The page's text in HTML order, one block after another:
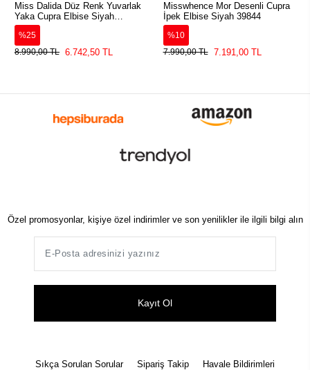
Miss Dalida Düz Renk Yuvarlak
Yaka Cupra Elbise Siyah
2264304
%25
8.990,00 TL 6.742,50 TL
Misswhence Mor Desenli Cupra
İpek Elbise Siyah 39844
%10
7.990,00 TL
7.191,00 TL
Özel promosyonlar, kişiye özel indirimler ve son yenilikler ile ilgili bilgi alın
Kayıt Ol
Sıkça Sorulan Sorular Sipariş Takip Havale Bildirimleri